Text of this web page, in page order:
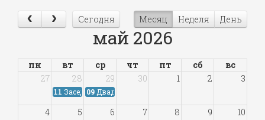
Сегодня Месяц Неделя День
май 2026
пн вт ср чт пт сб
вс
27
28 29 30 1 2 3
11 Заседание...
09 Двадцать...
4 5 6 7 8 9 10